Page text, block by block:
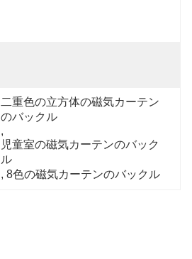
二重色の立方体の磁気カーテン
のバックル
,
児童室の磁気カーテンのバック
ル
, 8色の磁気カーテンのバックル